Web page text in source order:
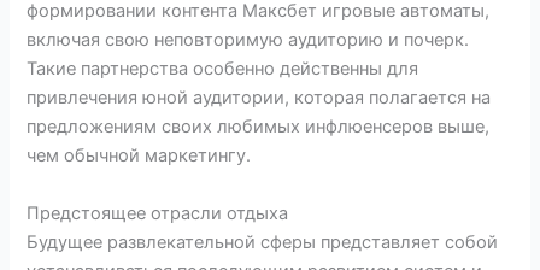
формировании контента Максбет игровые автоматы,
включая свою неповторимую аудиторию и почерк.
Такие партнерства особенно действенны для
привлечения юной аудитории, которая полагается на
предложениям своих любимых инфлюенсеров выше,
чем обычной маркетингу.
Предстоящее отрасли отдыха
Будущее развлекательной сферы представляет собой